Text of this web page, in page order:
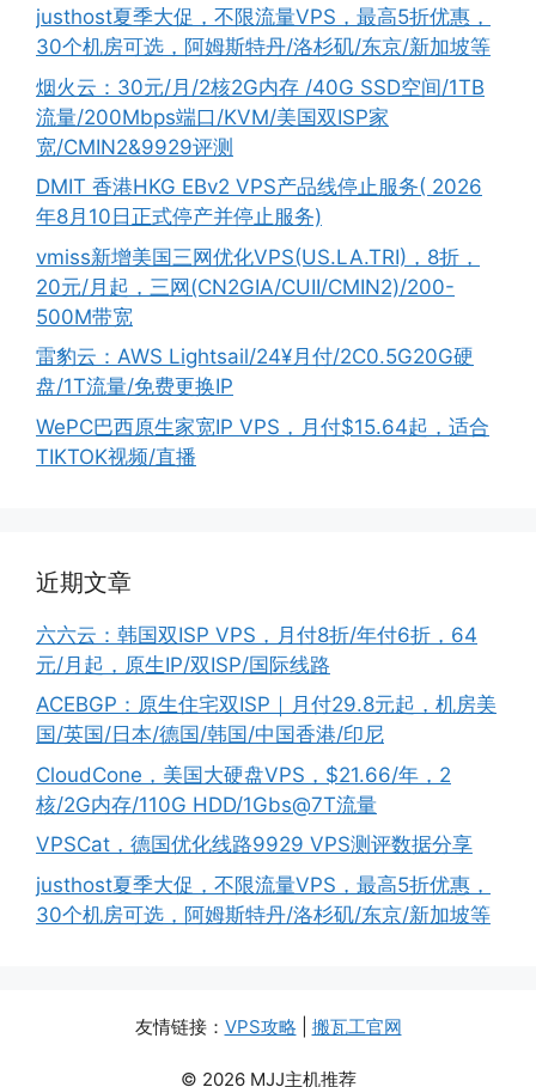
justhost夏季大促，不限流量VPS，最高5折优惠，
30个机房可选，阿姆斯特丹/洛杉矶/东京/新加坡等
烟火云：30元/月/2核2G内存 /40G SSD空间/1TB
流量/200Mbps端口/KVM/美国双ISP家
宽/CMIN2&9929评测
DMIT 香港HKG EBv2 VPS产品线停止服务( 2026
年8月10日正式停产并停止服务)
vmiss新增美国三网优化VPS(US.LA.TRI)，8折，
20元/月起，三网(CN2GIA/CUII/CMIN2)/200-
500M带宽
雷豹云：AWS Lightsail/24¥月付/2C0.5G20G硬
盘/1T流量/免费更换IP
WePC巴西原生家宽IP VPS，月付$15.64起，适合
TIKTOK视频/直播
近期文章
六六云：韩国双ISP VPS，月付8折/年付6折，64
元/月起，原生IP/双ISP/国际线路
ACEBGP：原生住宅双ISP｜月付29.8元起，机房美
国/英国/日本/德国/韩国/中国香港/印尼
CloudCone，美国大硬盘VPS，$21.66/年，2
核/2G内存/110G HDD/1Gbs@7T流量
VPSCat，德国优化线路9929 VPS测评数据分享
justhost夏季大促，不限流量VPS，最高5折优惠，
30个机房可选，阿姆斯特丹/洛杉矶/东京/新加坡等
友情链接： VPS攻略 搬瓦工官网
© 2026 MJJ主机推荐